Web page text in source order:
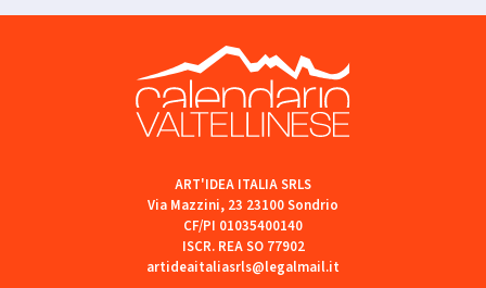
ART'IDEA ITALIA SRLS
Via Mazzini, 23 23100 Sondrio
CF/PI 01035400140
ISCR. REA SO 77902
artideaitaliasrls@legalmail.it